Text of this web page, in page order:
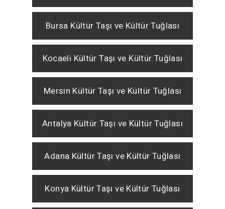
Bursa Kültür Taşı ve Kültür Tuğlası
Kocaeli Kültür Taşı ve Kültür Tuğlası
Mersin Kültür Taşı ve Kültür Tuğlası
Antalya Kültür Taşı ve Kültür Tuğlası
Adana Kültür Taşı ve Kültür Tuğlası
Konya Kültür Taşı ve Kültür Tuğlası